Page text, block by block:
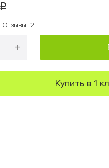
p
Отзывы: 2
+
Купить в 1